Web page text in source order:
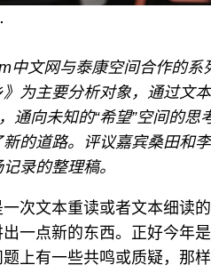
中文网与泰康空间合作的
为主要分析对象，通过文
通向未知的“希望”空间的
的道路。评议嘉宾桑田和
录的整理稿。
次文本重读或者文本细读
一点新的东西。正好今年
上有一些共鸣或质疑，那